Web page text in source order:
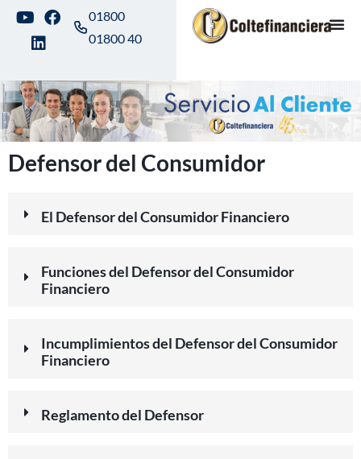
01800
01800 40
Defensor del Consumidor
El Defensor del Consumidor Financiero
Funciones del Defensor del Consumidor
Financiero
Incumplimientos del Defensor del Consumidor
Financiero
Reglamento del Defensor